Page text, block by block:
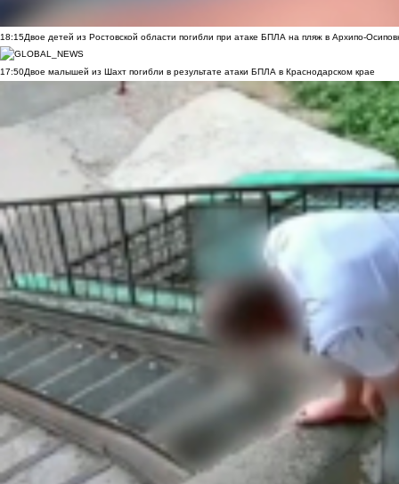
18:15Двое детей из Ростовской области погибли при атаке БПЛА на пляж в Архипо-
17:50Двое малышей из Шахт погибли в результате атаки БПЛА в Краснодарском крае